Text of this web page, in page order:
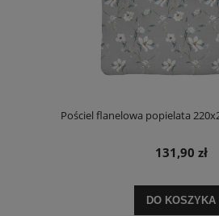
Pościel flanelowa popielata
131,90 zł
DO KOSZYKA